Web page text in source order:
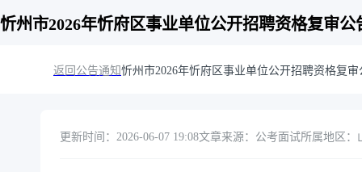
忻州市2026年忻府区事业单位公开招聘资格复审公
返回公告通知忻州市2026年忻府区事业单位公开招聘资格复审
更新时间：2026-06-07 19:08文章来源：公考面试所属地区：